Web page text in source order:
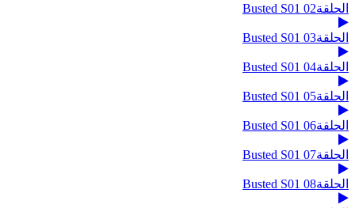
الحلقة02 Busted S01
الحلقة03 Busted S01
الحلقة04 Busted S01
الحلقة05 Busted S01
الحلقة06 Busted S01
الحلقة07 Busted S01
الحلقة08 Busted S01